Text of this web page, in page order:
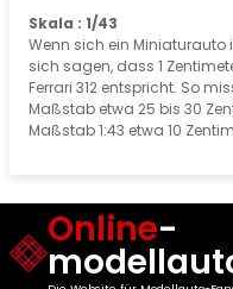
Skala : 1/43
Wenn sich ein Miniaturauto
sich sagen, dass 1
Ferrari 312 entspricht. So
Maßstab etwa 25 bis 30
Maßstab 1:43 etwa 10
Online-